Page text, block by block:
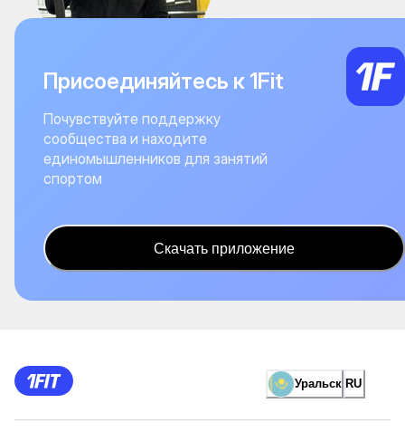
Присоединяйтесь к 1Fit
Почувствуйте поддержку
сообщества и находите
единомышленников для занятий
спортом
Скачать приложение
Уральск RU